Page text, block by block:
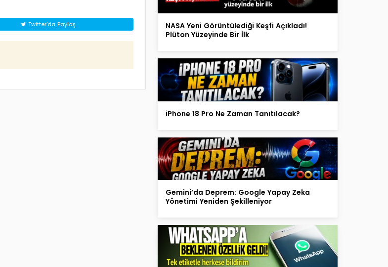
Twitter'da Paylaş
NASA Yeni Görüntülediği Keşfi Açıkladı!
Plüton Yüzeyinde Bir İlk
iPhone 18 Pro Ne Zaman Tanıtılacak?
Gemini’da Deprem: Google Yapay Zeka
Yönetimi Yeniden Şekilleniyor